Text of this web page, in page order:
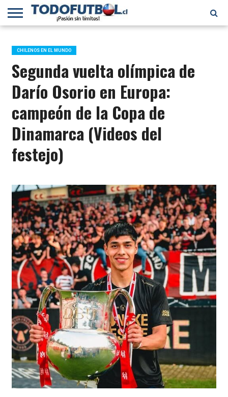
PRIMERA
B
SELECCIÓN
CHILENA
CHILENOS
EN EL
MUNDO
FÚTBOL
INTERNACIONAL
CHILENOS EN EL MUNDO
Segunda vuelta olímpica de
Darío Osorio en Europa:
campeón de la Copa de
Dinamarca (Videos del
festejo)